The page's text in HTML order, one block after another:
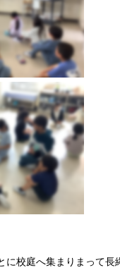
に校庭へ集まりまって長